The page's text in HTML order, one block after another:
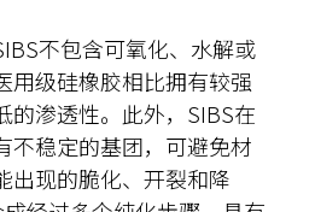
不包含可氧化、水解或
用级硅橡胶相比拥有较强
的渗透性。此外，SIBS在
不稳定的基团，可避免材
出现的脆化、开裂和降